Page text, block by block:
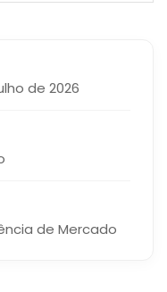
de 2026
de Mercado